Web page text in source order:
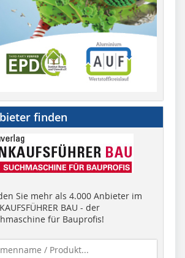
finden
Sie mehr als 4.000 Anbieter im
BAU - der
für Bauprofis!